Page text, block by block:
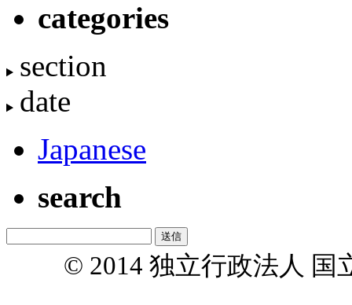
categories
section
date
Japanese
search
© 2014 独立行政法人 国